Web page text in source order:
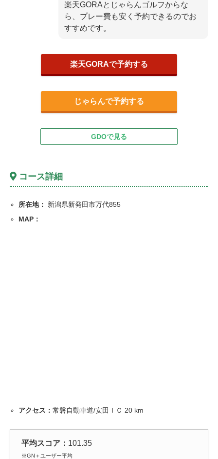
楽天GORAとじゃらんゴルフからな
ら、プレー費も安く予約できるのでお
すすめです。
楽天GORAで予約する
じゃらんで予約する
GDOで見る
コース詳細
所在地：
新潟県新発田市万代855
MAP：
アクセス：常磐自動車道/安田ＩＣ 20 km
平均スコア： 101.35
※GN＋ユーザー平均